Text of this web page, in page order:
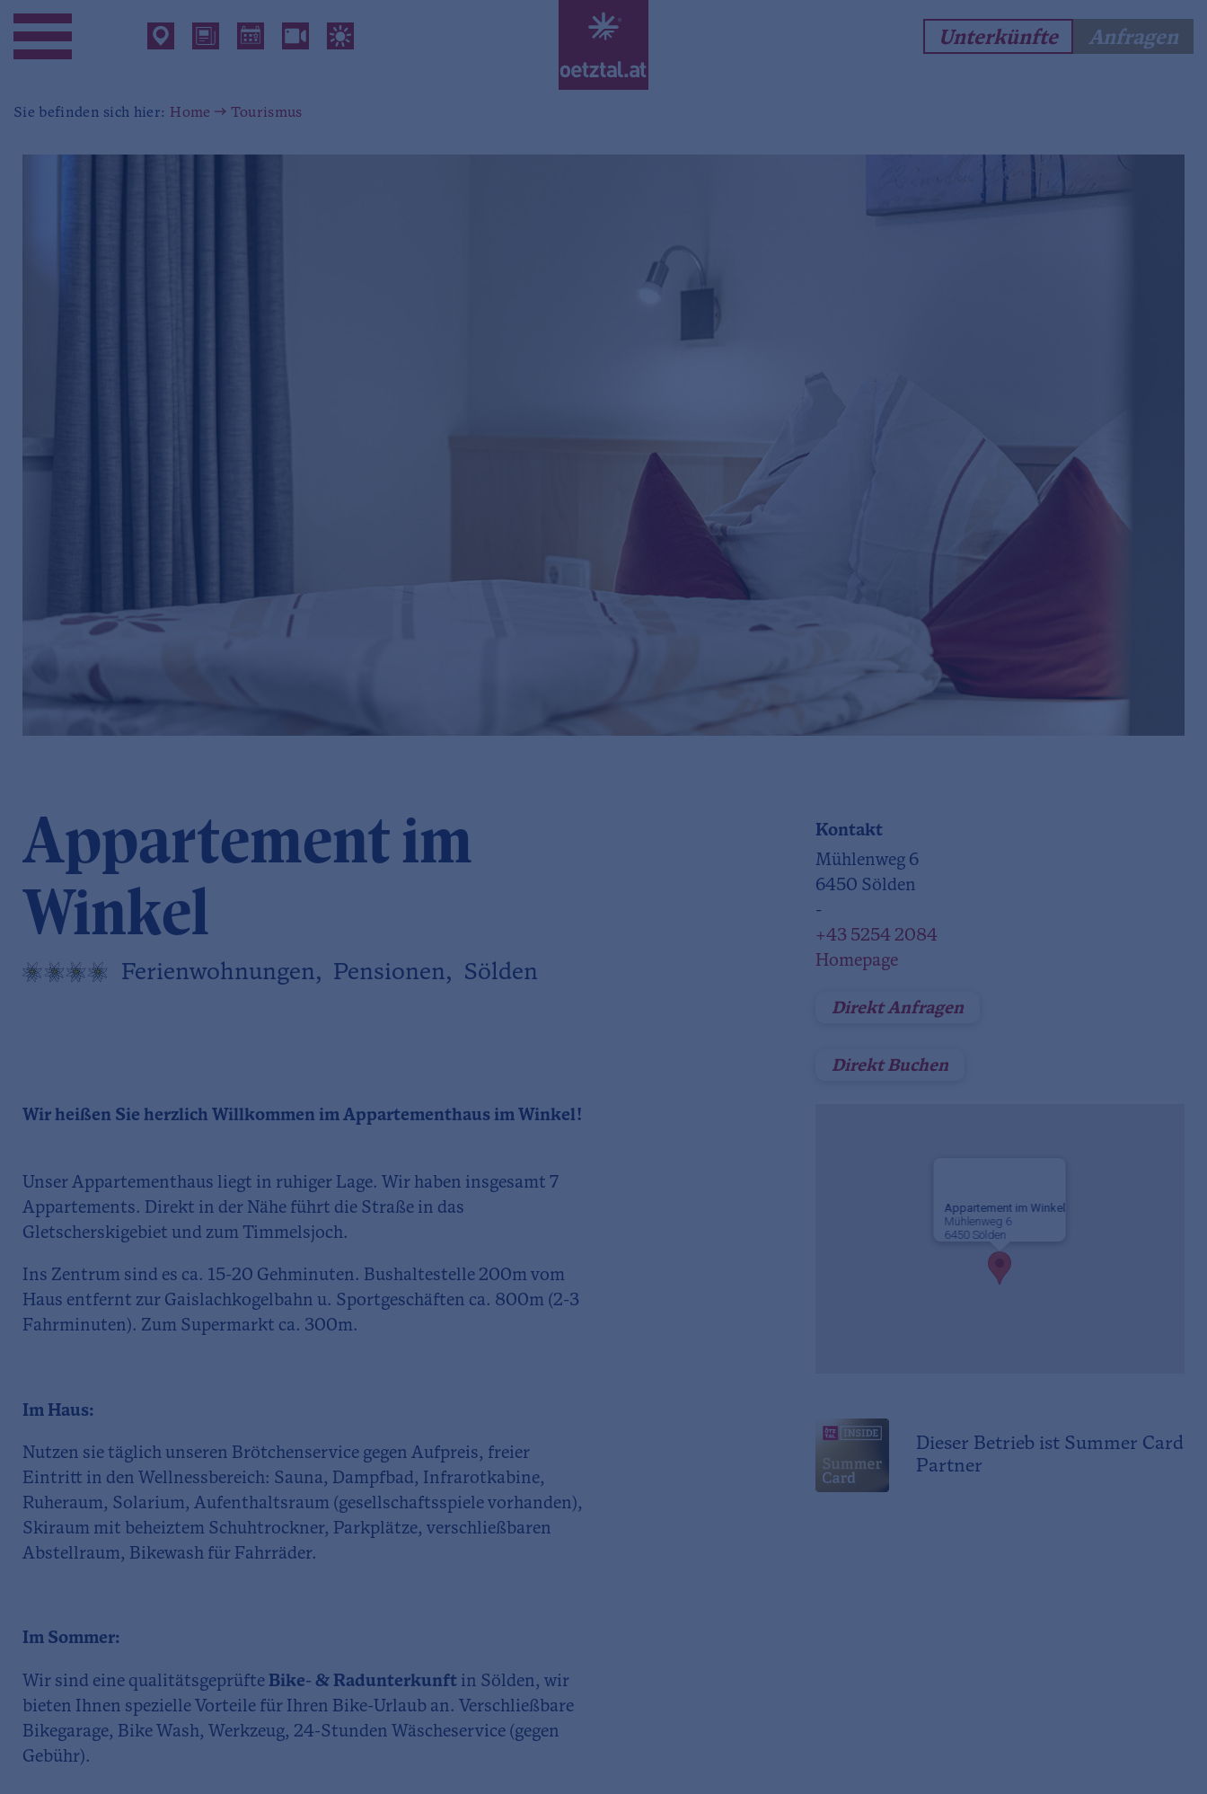
Sie befinden sich hier: Home Tourismus
Appartement im
Winkel
Ferienwohnungen, Pensionen, Sölden
Kontakt
Mühlenweg 6
6450 Sölden
-
+43 5254 2084
Homepage
Direkt Anfragen
Direkt Buchen
Wir heißen Sie herzlich Willkommen im Appartementhaus im Winkel!
Unser Appartementhaus liegt in ruhiger Lage. Wir haben insgesamt 7
Appartements. Direkt in der Nähe führt die Straße in das
Gletscherskigebiet und zum Timmelsjoch.
Ins Zentrum sind es ca. 15-20 Gehminuten. Bushaltestelle 200m vom
Haus entfernt zur Gaislachkogelbahn u. Sportgeschäften ca. 800m (2-3
Fahrminuten). Zum Supermarkt ca. 300m.
Im Haus:
Nutzen sie täglich unseren Brötchenservice gegen Aufpreis, freier
Eintritt in den Wellnessbereich: Sauna, Dampfbad, Infrarotkabine,
Ruheraum, Solarium, Aufenthaltsraum (gesellschaftsspiele vorhanden),
Skiraum mit beheiztem Schuhtrockner, Parkplätze, verschließbaren
Abstellraum, Bikewash für Fahrräder.
Im Sommer:
Wir sind eine qualitätsgeprüfte Bike- & Radunterkunft in Sölden, wir
bieten Ihnen spezielle Vorteile für Ihren Bike-Urlaub an. Verschließbare
Bikegarage, Bike Wash, Werkzeug, 24-Stunden Wäscheservice (gegen
Gebühr).
Appartement im Winkel
Mühlenweg 6
6450 Sölden
Dieser Betrieb ist Summer Card
Partner
Unterkünfte Anfragen